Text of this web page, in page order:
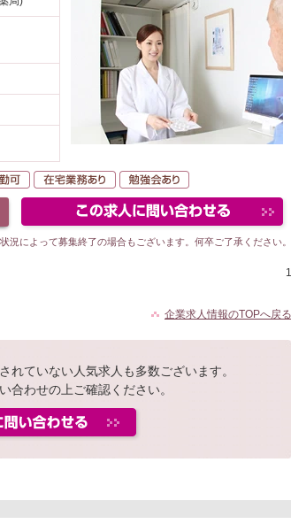
自動車通勤可 在宅業務あり
況によって募集終了の場合もございます。何卒ご了承ください。
1
企業求人情報のTOPへ戻る
れていない人気求人も多数ございます。
合わせの上ご確認ください。